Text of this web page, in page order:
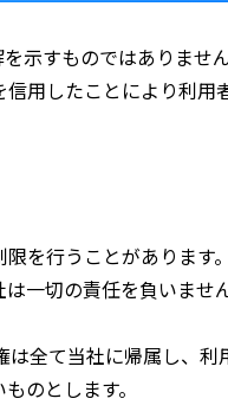
示すものではありません
用したことにより利用
を行うことがあります。
一切の責任を負いません
全て当社に帰属し、利
のとします。